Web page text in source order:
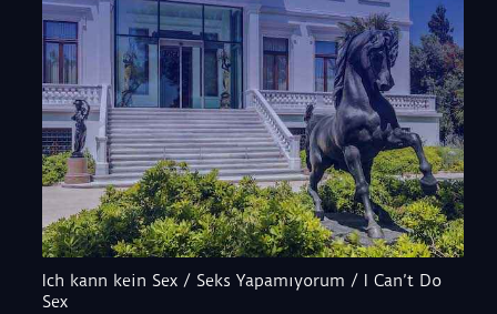
Ich kann kein Sex / Seks Yapamıyorum / I Can’t Do
Sex